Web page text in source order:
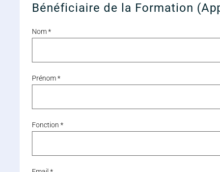
Bénéficiaire de la Formation
Nom *
Prénom *
Fonction *